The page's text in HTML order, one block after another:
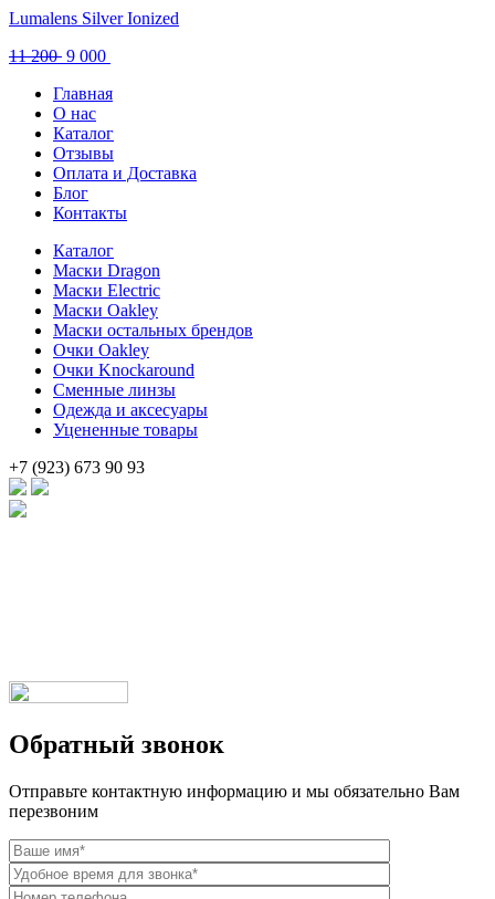
Lumalens Silver Ionized
11 200 Первоначальная
составляла
11
200 .
9 000
9
Главная
О нас
Каталог
Отзывы
Оплата и Доставка
Блог
Контакты
Каталог
Маски Dragon
Маски Electric
Маски Oakley
Маски остальных брендов
Очки Oakley
Очки Knockaround
Сменные линзы
Одежда и аксесуары
Уцененные товары
+7 (923) 673 90 93
Обратный звонок
Отправьте контактную информацию и мы обязательно Вам
перезвоним